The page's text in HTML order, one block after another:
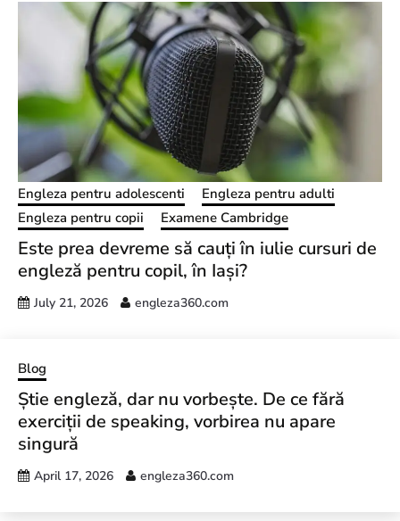
Engleza pentru adolescenti
Engleza pentru adulti
Engleza pentru copii
Examene Cambridge
Este prea devreme să cauți în iulie cursuri de
engleză pentru copil, în Iași?
July 21, 2026 engleza360.com
Blog
Știe engleză, dar nu vorbește. De ce fără
exerciții de speaking, vorbirea nu apare
singură
April 17, 2026 engleza360.com